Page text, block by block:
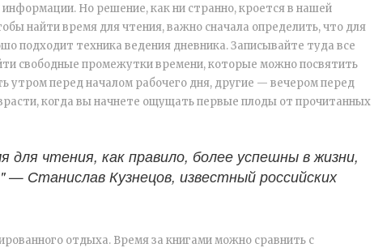
Но решение, как ни странно, кроется в нашей
найти время для чтения, важно сначала определить, что для
подходит техника ведения дневника. Записывайте туда все
свободные промежутки времени, которые можно посвятить
перед началом рабочего дня, другие — вечером перед
когда вы начнете ощущать первые плоды от прочитанных
чтения, как правило, более успешны в жизни,
Станислав Кузнецов, известный российских
отдыха. Время за книгами можно сравнить с